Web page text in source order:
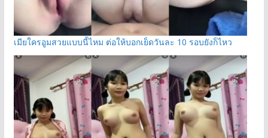
เมียใครอูมสวยแบบนี้ไหม ต่อให้บอกเย็ดวันละ 10 รอบยังก็ไหว